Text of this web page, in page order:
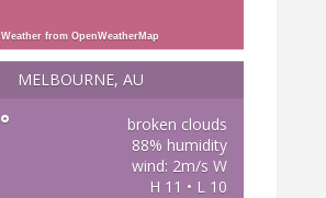
Weather from OpenWeatherMap
MELBOURNE, AU
°
broken clouds
88% humidity
wind: 2m/s W
H 11 • L 10